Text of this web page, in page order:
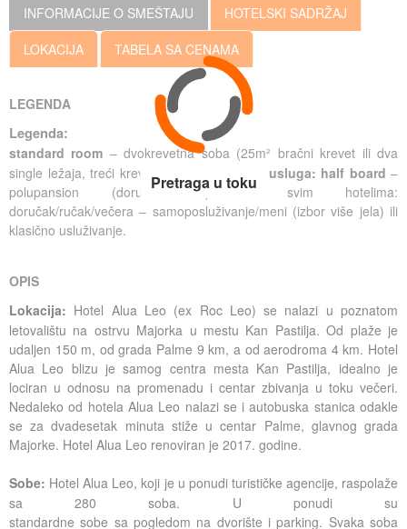
INFORMACIJE O SMEŠTAJU
HOTELSKI SADRŽAJ
LOKACIJA
TABELA SA CENAMA
LEGENDA
Legenda:
standard room – dvokrevetna soba (25m² bračni krevet ili dva
single ležaja, treći krevet je pomoćni ležaj
usluga: half board –
polupansion (doručak/večera). U svim hotelima:
doručak/ručak/večera – samoposluživanje/meni (izbor više jela) ili
klasično usluživanje.
OPIS
Lokacija: Hotel Alua Leo (ex Roc Leo) se nalazi u poznatom
letovalištu na ostrvu Majorka u mestu Kan Pastilja. Od plaže je
udaljen 150 m, od grada Palme 9 km, a od aerodroma 4 km. Hotel
Alua Leo blizu je samog centra mesta Kan Pastilja, idealno je
lociran u odnosu na promenadu i centar zbivanja u toku večeri.
Nedaleko od hotela Alua Leo nalazi se i autobuska stanica odakle
se za dvadesetak minuta stiže u centar Palme, glavnog grada
Majorke. Hotel Alua Leo renoviran je 2017. godine.
Sobe: Hotel Alua Leo, koji je u ponudi turističke agencije, raspolaže
sa 280 soba. U ponudi su
standardne sobe sa pogledom na dvorište i parking. Svaka soba
Pretraga u toku